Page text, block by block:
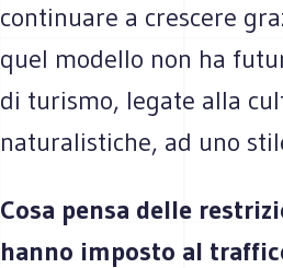
continuare a crescere
quel modello non ha
di turismo, legate alla
naturalistiche, ad uno
Cosa pensa delle
hanno imposto al